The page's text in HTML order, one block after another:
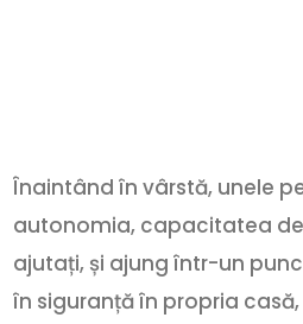
Înaintând în vârstă, unele
autonomia, capacitatea
ajutați, și ajung într-un
în siguranță în propria